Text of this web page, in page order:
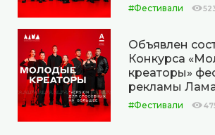
#Фестивали
Объявлен
Конкурса
креаторы»
рекламы
#Фестивали